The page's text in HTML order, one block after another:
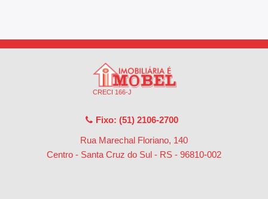
CRECI 166-J
Fixo: (51) 2106-2700
Rua Marechal Floriano, 140
Centro - Santa Cruz do Sul - RS - 96810-002